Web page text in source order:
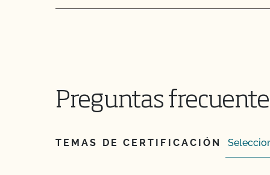
correos electrónicos de CCOF?
Preguntas
TEMAS DE CERTIFICACIÓN